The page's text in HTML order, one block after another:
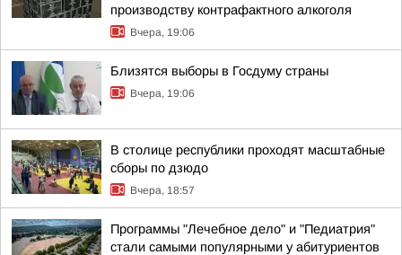
производству контрафактного алкоголя
Вчера, 19:06
Близятся выборы в Госдуму страны
Вчера, 19:06
В столице республики проходят масштабные
сборы по дзюдо
Вчера, 18:57
Программы "Лечебное дело" и "Педиатрия"
стали самыми популярными у абитуриентов